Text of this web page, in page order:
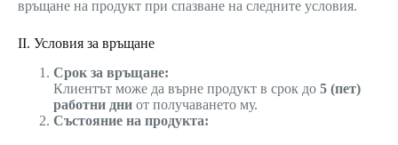
връщане на продукт при спазване на следните условия.
II. Условия за връщане
Срок за връщане:
Клиентът може да върне продукт в срок до 5 (пет)
работни дни от получаването му.
Състояние на продукта: